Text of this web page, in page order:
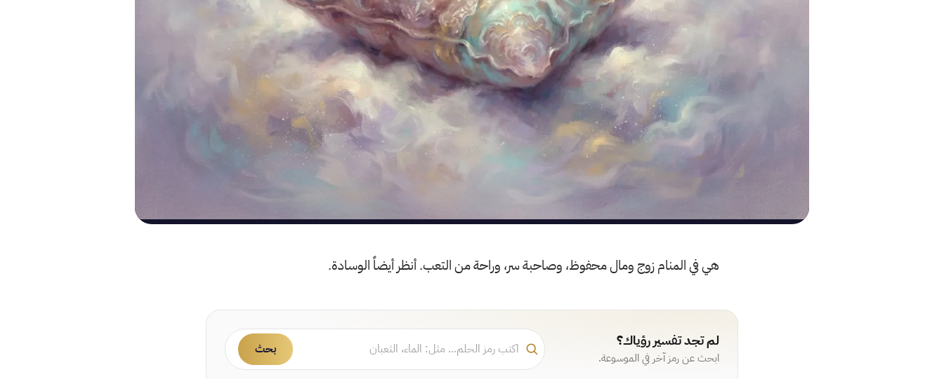
هي في المنام زوج ومال محفوظ، وصاحبة سر، وراحة من التعب. أنظر أيضاً الوسادة.
لم تجد تفسير رؤياك؟
ابحث عن رمز آخر في الموسوعة.
بحث